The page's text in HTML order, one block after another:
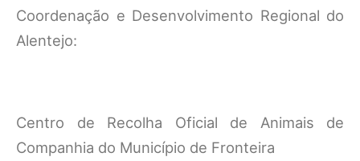
Coordenação e Desenvolvimento Regional do
Alentejo:
Centro de Recolha Oficial de Animais de
Companhia do Município de Fronteira